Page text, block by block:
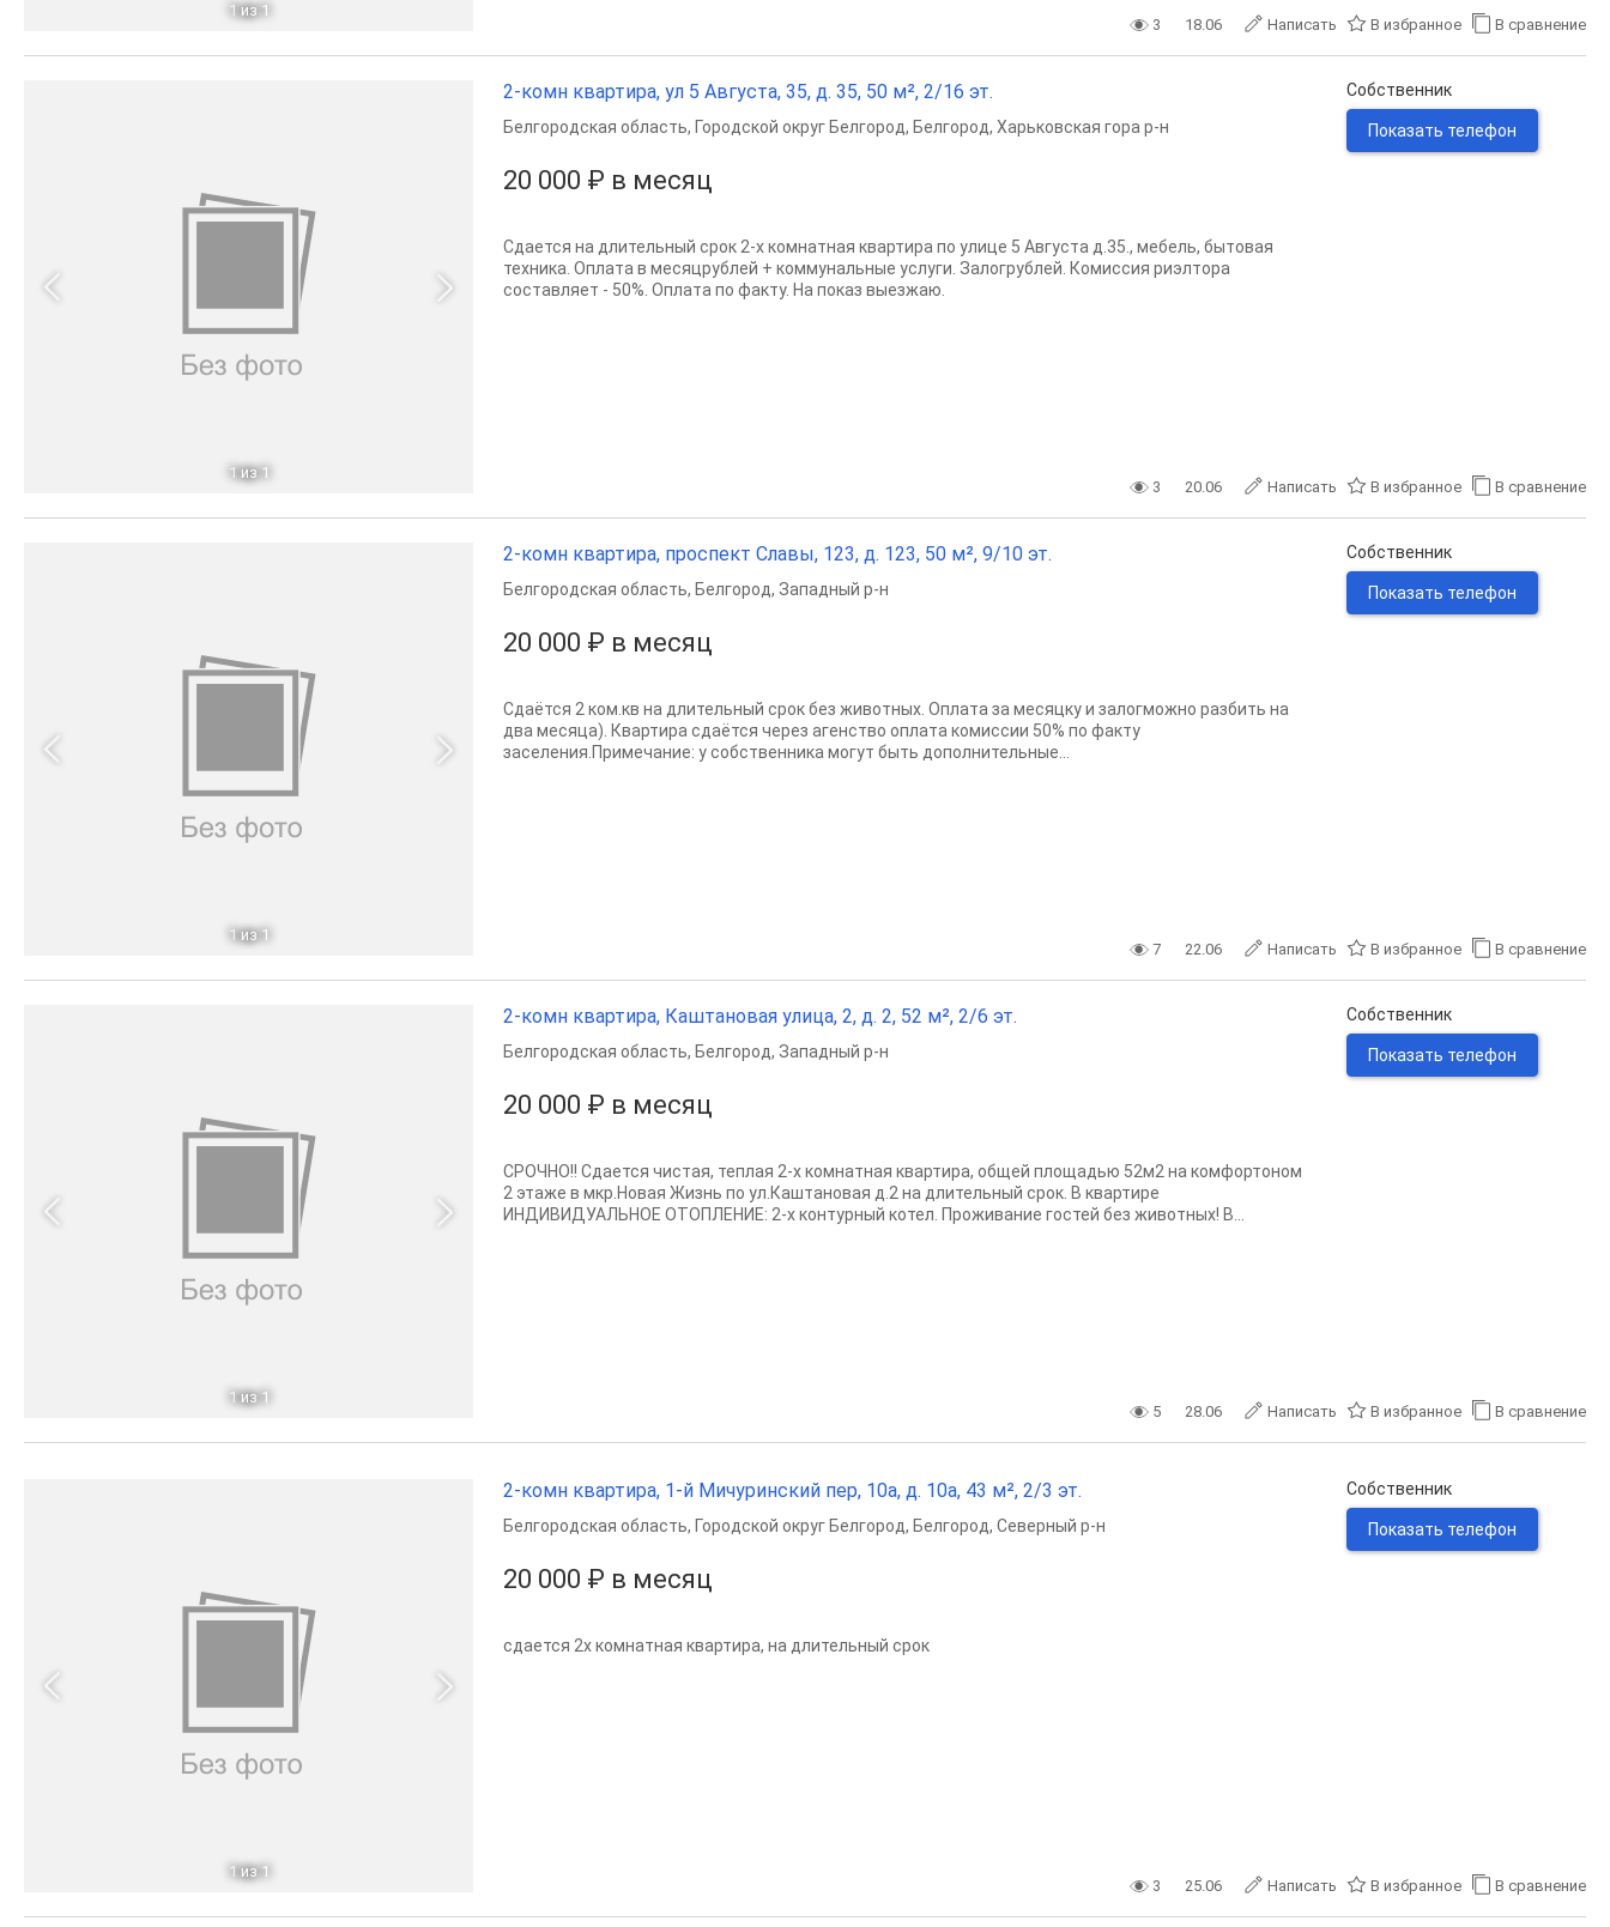
1 из 1
3 18.06 Написать В избранное В сравнение
1 из 1
2-комн квартира, ул 5 Августа, 35, д. 35, 50 м², 2/16 эт.
20 000 ₽ в месяц
Белгородская область, Городской округ Белгород, Белгород, Харьковская гора р-н
Сдается на длительный срок 2-х комнатная квартира по улице 5 Августа д.35., мебель, бытовая
техника. Оплата в месяцрублей + коммунальные услуги. Залогрублей. Комиссия риэлтора
составляет - 50%. Оплата по факту. На показ выезжаю.
Собственник
Показать телефон
3 20.06 Написать В избранное В сравнение
1 из 1
2-комн квартира, проспект Славы, 123, д. 123, 50 м², 9/10 эт.
20 000 ₽ в месяц
Белгородская область, Белгород, Западный р-н
Сдаётся 2 ком.кв на длительный срок без животных. Оплата за месяцку и залогможно разбить на
два месяца). Квартира сдаётся через агенство оплата комиссии 50% по факту
заселения.Примечание: у собственника могут быть дополнительные...
Собственник
Показать телефон
7 22.06 Написать В избранное В сравнение
1 из 1
2-комн квартира, Каштановая улица, 2, д. 2, 52 м², 2/6 эт.
20 000 ₽ в месяц
Белгородская область, Белгород, Западный р-н
СРОЧНО!! Сдается чистая, теплая 2-х комнатная квартира, общей площадью 52м2 на комфортоном
2 этаже в мкр.Новая Жизнь по ул.Каштановая д.2 на длительный срок. В квартире
ИНДИВИДУАЛЬНОЕ ОТОПЛЕНИЕ: 2-х контурный котел. Проживание гостей без животных! В...
Собственник
Показать телефон
5 28.06 Написать В избранное В сравнение
1 из 1
2-комн квартира, 1-й Мичуринский пер, 10а, д. 10а, 43 м², 2/3 эт.
20 000 ₽ в месяц
Белгородская область, Городской округ Белгород, Белгород, Северный р-н
сдается 2х комнатная квартира, на длительный срок
Собственник
Показать телефон
3 25.06 Написать В избранное В сравнение